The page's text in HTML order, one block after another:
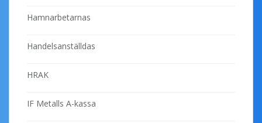
Hamnarbetarnas
Handelsanställdas
HRAK
IF Metalls A-kassa